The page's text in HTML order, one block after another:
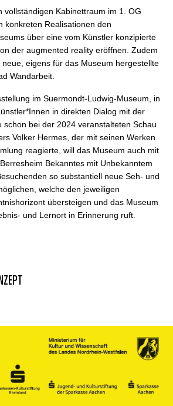
vollständigen Kabinettraum im 1. OG
konkreten Realisationen den
über eine vom Künstler konzipierte
der augmented reality eröffnen. Zudem
eigens für das Museum hergestellte
Wandarbeit.
im Suermondt-Ludwig-Museum, in
in direkten Dialog mit der
schon bei der 2024 veranstalteten Schau
Volker Hermes, der mit seinen Werken
reagierte, will das Museum auch mit
Bekanntes mit Unbekanntem
so substantiell neue Seh- und
welche den jeweiligen
übersteigen und das Museum
und Lernort in Erinnerung ruft.